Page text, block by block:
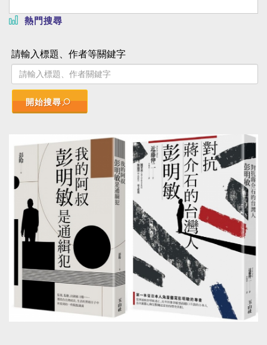
熱門搜尋
請輸入標題、作者等關鍵字
開始搜尋